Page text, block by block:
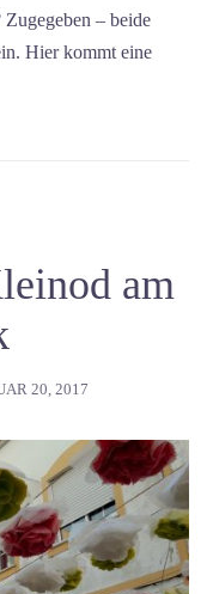
Zugegeben – beide
Hier kommt eine
am
20, 2017